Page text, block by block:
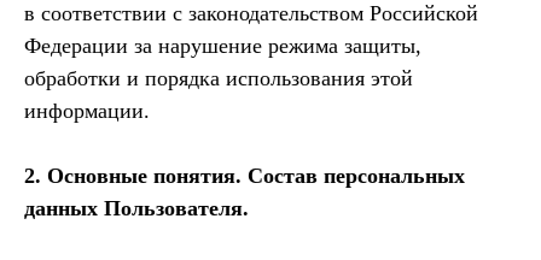
в соответствии с законодательством Российской
Федерации за нарушение режима защиты,
обработки и порядка использования этой
информации.
2. Основные понятия. Состав персональных
данных Пользователя.